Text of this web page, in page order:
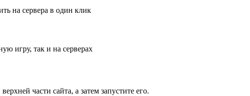
на сервера в один клик
игру, так и на серверах
части сайта, а затем запустите его.